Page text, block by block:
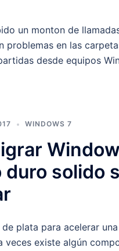
un monton de
problemas en las
desde equipos
WINDOWS 7
duro solido
plata para acelerar
veces existe algún